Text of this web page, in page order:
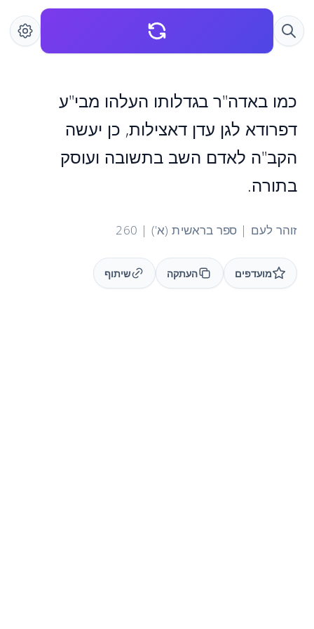
כמו באדה"ר בגדלותו העלהו מבי"ע
דפרודא לגן עדן דאצילות, כן יעשה
הקב"ה לאדם השב בתשובה ועוסק
בתורה.
זוהר לעם | ספר בראשית (א') | 260
מועדפים העתקה שיתוף